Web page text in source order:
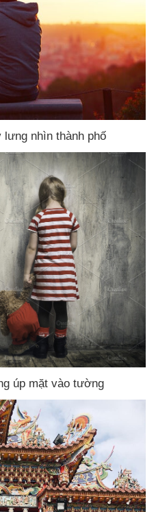
lưng nhìn thành phố
úp mặt vào tường